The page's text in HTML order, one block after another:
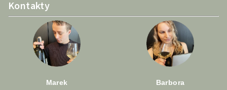
Kontakty
Marek
Barbora